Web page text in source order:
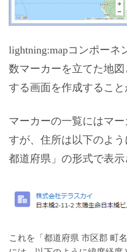
lightning:mapコンポーネ
数マーカーを立てた地
する画面を作成すること
マーカーの一覧にはマ
すが、住所は以下のよう
都道府県」の形式で表示
これを「都道府県 市区郡 町